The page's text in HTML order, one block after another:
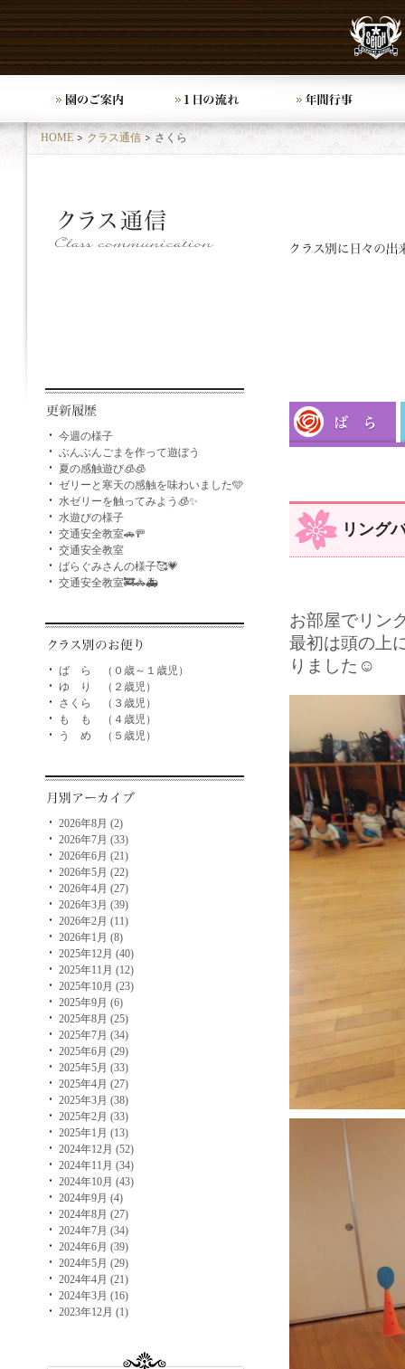
HOME クラス通信 さくら
今週の様子
ぶんぶんごまを作って遊ぼう
夏の感触遊び🧊🧊
ゼリーと寒天の感触を味わいました🩵
水ゼリーを触ってみよう🧊✨
水遊びの様子
交通安全教室🚗🚥
交通安全教室
ばらぐみさんの様子🥰💗
交通安全教室🚒🚓🚑
ば ら （０歳～１歳児）
ゆ り （２歳児）
さくら （３歳児）
も も （４歳児）
う め （５歳児）
2026年8月 (2)
2026年7月 (33)
2026年6月 (21)
2026年5月 (22)
2026年4月 (27)
2026年3月 (39)
2026年2月 (11)
2026年1月 (8)
2025年12月 (40)
2025年11月 (12)
2025年10月 (23)
2025年9月 (6)
2025年8月 (25)
2025年7月 (34)
2025年6月 (29)
2025年5月 (33)
2025年4月 (27)
2025年3月 (38)
2025年2月 (33)
2025年1月 (13)
2024年12月 (52)
2024年11月 (34)
2024年10月 (43)
2024年9月 (4)
2024年8月 (27)
2024年7月 (34)
2024年6月 (39)
2024年5月 (29)
2024年4月 (21)
2024年3月 (16)
2023年12月 (1)
リング
お部屋でリン
最初は頭の上
りました☺️